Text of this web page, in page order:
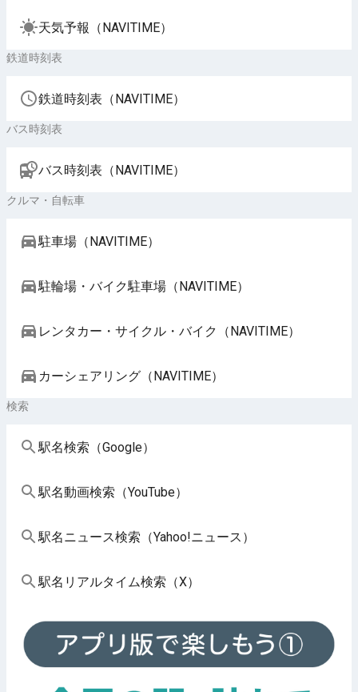
天気予報（NAVITIME）
鉄道時刻表
鉄道時刻表（NAVITIME）
バス時刻表
バス時刻表（NAVITIME）
クルマ・自転車
駐車場（NAVITIME）
駐輪場・バイク駐車場（NAVITIME）
レンタカー・サイクル・バイク（NAVITIME）
カーシェアリング（NAVITIME）
検索
駅名検索（Google）
駅名動画検索（YouTube）
駅名ニュース検索（Yahoo!ニュース）
駅名リアルタイム検索（X）